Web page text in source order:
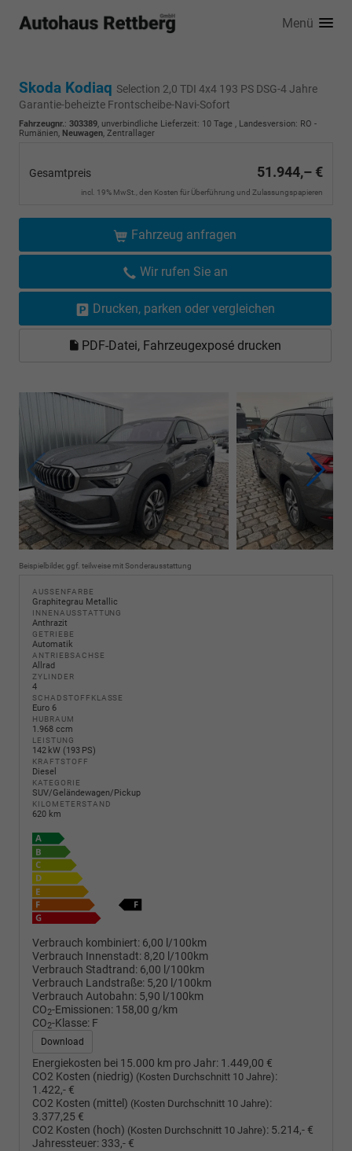
Menü
Skoda Kodiaq Selection 2,0 TDI 4x4 193 PS DSG-4 Jahre
Garantie-beheizte Frontscheibe-Navi-Sofort
Fahrzeugnr.: 303389, unverbindliche Lieferzeit: 10 Tage , Landesversion: RO -
Rumänien, Neuwagen, Zentrallager
Gesamtpreis 51.944,– €
incl. 19% MwSt., den Kosten für Überführung und Zulassungspapieren
Fahrzeug anfragen
Wir rufen Sie an
Drucken, parken oder vergleichen
PDF-Datei, Fahrzeugexposé drucken
Beispielbilder, ggf. teilweise mit Sonderausstattung
AUSSENFARBE
Graphitegrau Metallic
INNENAUSSTATTUNG
Anthrazit
GETRIEBE
Automatik
ANTRIEBSACHSE
Allrad
ZYLINDER
4
SCHADSTOFFKLASSE
Euro 6
HUBRAUM
1.968 ccm
LEISTUNG
142 kW (193 PS)
KRAFTSTOFF
Diesel
KATEGORIE
SUV/Geländewagen/Pickup
KILOMETERSTAND
620 km
Verbrauch kombiniert: 6,00 l/100km
Verbrauch Innenstadt: 8,20 l/100km
Verbrauch Stadtrand: 6,00 l/100km
Verbrauch Landstraße: 5,20 l/100km
Verbrauch Autobahn: 5,90 l/100km
CO2-Emissionen: 158,00 g/km
CO2-Klasse: F
Download
Energiekosten bei 15.000 km pro Jahr: 1.449,00 €
CO2 Kosten (niedrig) (Kosten Durchschnitt 10 Jahre):
1.422,- €
CO2 Kosten (mittel) (Kosten Durchschnitt 10 Jahre):
3.377,25 €
CO2 Kosten (hoch) (Kosten Durchschnitt 10 Jahre): 5.214,- €
Jahressteuer: 333,- €